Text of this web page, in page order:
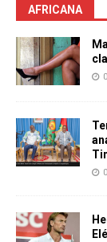
AFRICANA